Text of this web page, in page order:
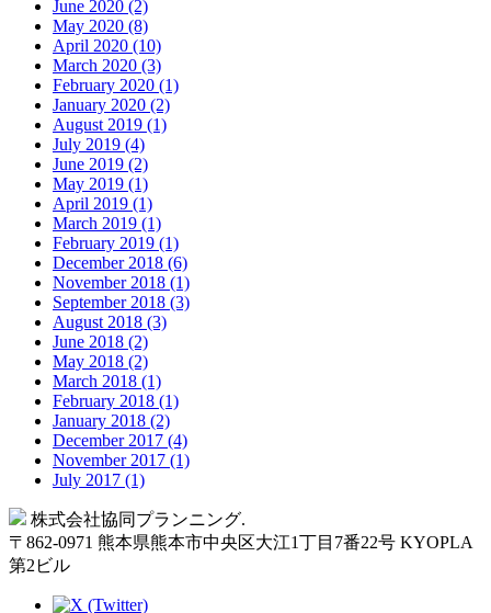
June 2020 (2)
May 2020 (8)
April 2020 (10)
March 2020 (3)
February 2020 (1)
January 2020 (2)
August 2019 (1)
July 2019 (4)
June 2019 (2)
May 2019 (1)
April 2019 (1)
March 2019 (1)
February 2019 (1)
December 2018 (6)
November 2018 (1)
September 2018 (3)
August 2018 (3)
June 2018 (2)
May 2018 (2)
March 2018 (1)
February 2018 (1)
January 2018 (2)
December 2017 (4)
November 2017 (1)
July 2017 (1)
Back
to
Top
株式会社協同プランニング.
〒 862-0971 熊本県熊本市中央区大江1丁目7番22号 KYOPLA
第2ビル